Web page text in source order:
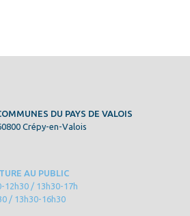
DU PAYS DE VALOIS
Crépy-en-Valois
AU PUBLIC
12h30 / 13h30-17h
/ 13h30-16h30